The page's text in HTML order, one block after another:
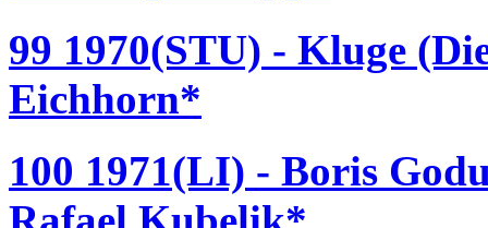
99 1970(STU) - Kluge
Eichhorn*
100 1971(LI) - Boris